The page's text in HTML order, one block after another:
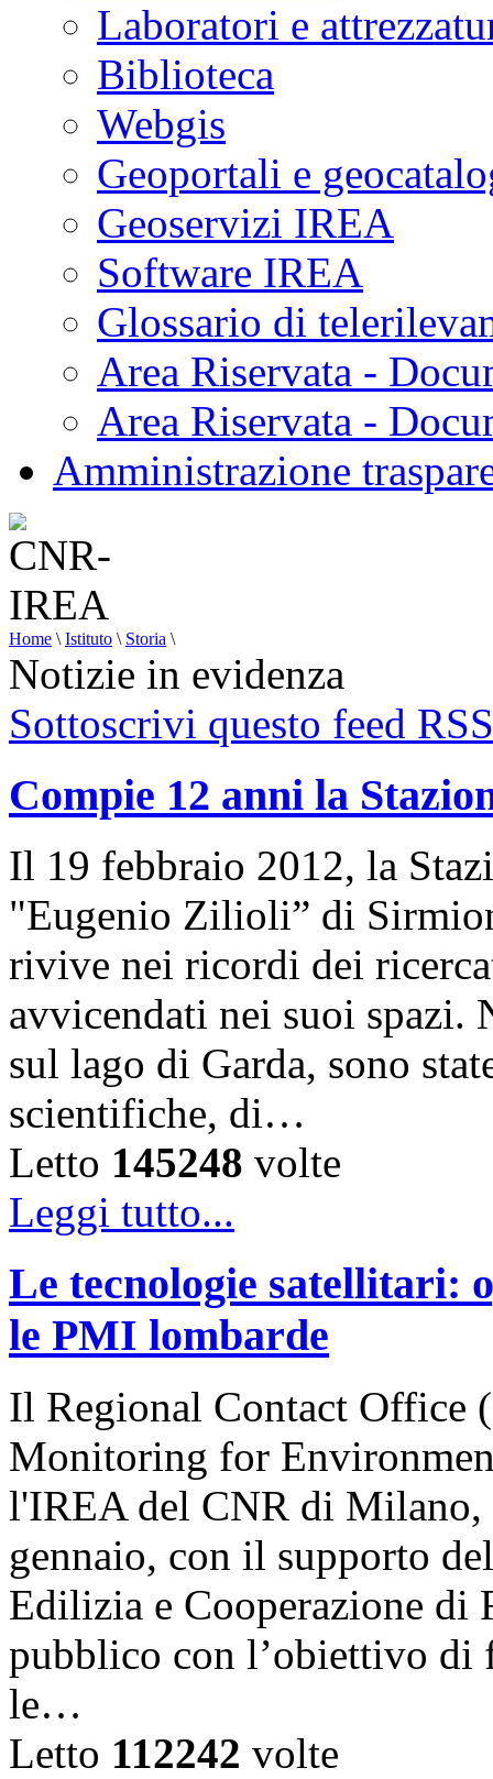
Laboratori e
Biblioteca
Webgis
Geoportali e
Geoservizi IREA
Software IREA
Glossario di
Area Riservata -
Area Riservata -
Amministrazione
Home \ Istituto \ Storia \
Notizie in evidenza
Sottoscrivi questo feed RSS
Compie 12 anni la
Il 19 febbraio 2012, la
"Eugenio Zilioli” di
rivive nei ricordi dei
avvicendati nei suoi spazi.
sul lago di Garda, sono
scientifiche, di…
Letto 145248 volte
Leggi tutto...
Le tecnologie satellitari:
le PMI lombarde
Il Regional Contact Office
Monitoring for
l'IREA del CNR di Milano,
gennaio, con il supporto
Edilizia e Cooperazione di
pubblico con l’obiettivo di
le…
Letto 112242 volte